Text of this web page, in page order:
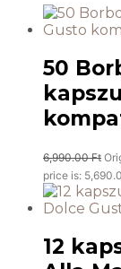
50
6,990.00Ft
price is:
12